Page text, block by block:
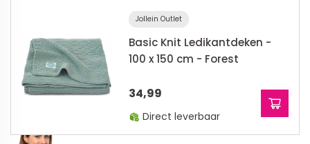
Jollein Outlet
Basic Knit Ledikantdeken -
100 x 150 cm - Forest
34,99
Direct leverbaar